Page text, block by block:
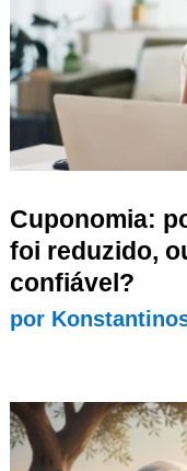
Cuponomia:
foi reduzido,
confiável?
por